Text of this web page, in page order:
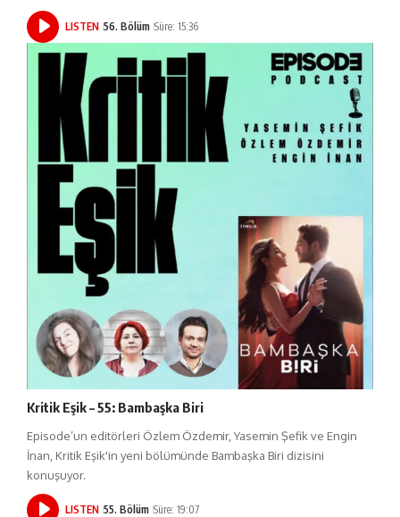
LISTEN 56. Bölüm Süre: 15:36
Kritik Eşik – 55: Bambaşka Biri
Episode’un editörleri Özlem Özdemir, Yasemin Şefik ve Engin
İnan, Kritik Eşik'in yeni bölümünde Bambaşka Biri dizisini
konuşuyor.
LISTEN 55. Bölüm Süre: 19:07